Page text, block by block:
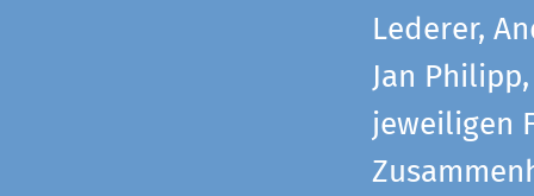
Lederer,
Jan
jeweiligen